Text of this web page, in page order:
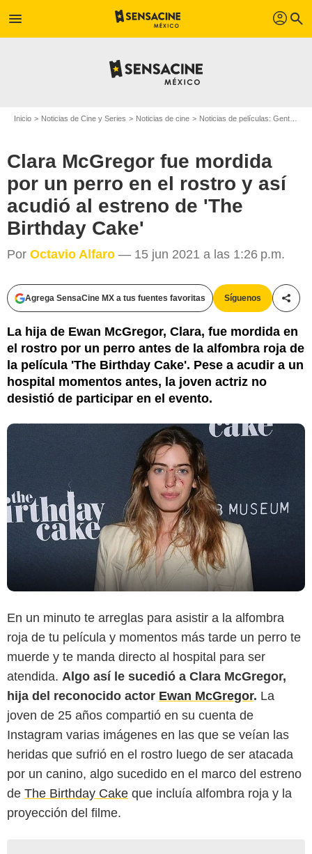
menu profil search
Inicio Noticias de Cine y Series Noticias de cine Noticias de películas: Gente
Clara McGregor fue mordida
por un perro en el rostro y así
acudió al estreno de 'The
Birthday Cake'
Por Octavio Alfaro — 15 jun 2021 a las 1:26 p.m.
Agrega SensaCine MX a tus fuentes favoritas Síguenos
La hija de Ewan McGregor, Clara, fue mordida en
el rostro por un perro antes de la alfombra roja de
la película 'The Birthday Cake'. Pese a acudir a un
hospital momentos antes, la joven actriz no
desistió de participar en el evento.
En un minuto te arreglas para asistir a la alfombra
roja de tu película y momentos más tarde un perro te
muerde y te manda directo al hospital para ser
atendida. Algo así le sucedió a Clara McGregor,
hija del reconocido actor Ewan McGregor. La
joven de 25 años compartió en su cuenta de
Instagram varias imágenes en las que se veían las
heridas que sufrió en el rostro luego de ser atacada
por un canino, algo sucedido en el marco del estreno
de The Birthday Cake que incluía alfombra roja y la
proyección del filme.